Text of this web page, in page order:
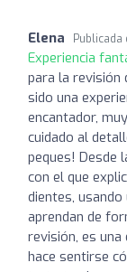
Elena Publicada
Experiencia
para la revisión
sido una
encantador,
cuidado al
peques! Desde
con el que
dientes,
aprendan de
revisión, es una
hace sentirse